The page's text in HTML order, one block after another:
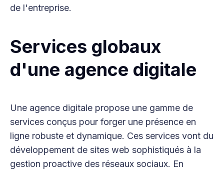
de l'entreprise.
Services globaux
d'une agence digitale
Une agence digitale propose une gamme de
services conçus pour forger une présence en
ligne robuste et dynamique. Ces services vont du
développement de sites web sophistiqués à la
gestion proactive des réseaux sociaux. En